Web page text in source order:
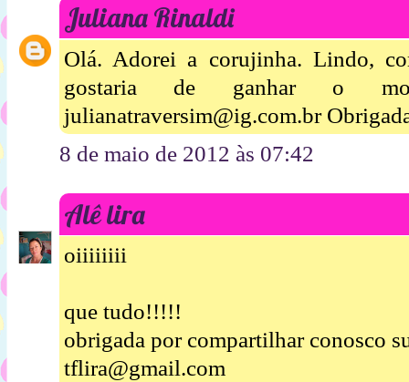
Juliana Rinaldi
Olá. Adorei a corujinha. Lindo,
gostaria de ganhar o
julianatraversim@ig.com.br
8 de maio de 2012 às 07:42
Alê lira
oiiiiiiii
que tudo!!!!!
obrigada por compartilhar conosco
tflira@gmail.com